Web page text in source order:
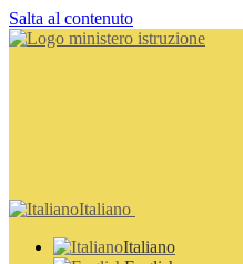
Salta al contenuto
Italiano
Italiano